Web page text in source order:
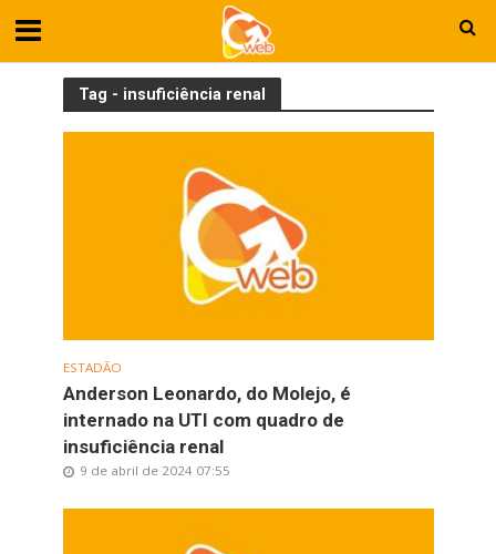
Tag - insuficiência renal
ESTADÃO
Anderson Leonardo, do Molejo, é
internado na UTI com quadro de
insuficiência renal
9 de abril de 2024 07:55